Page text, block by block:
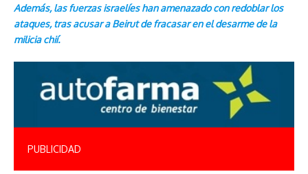
Además, las fuerzas israelíes han amenazado con redoblar los
ataques, tras acusar a Beirut de fracasar en el desarme de la
milicia chií.
PUBLICIDAD